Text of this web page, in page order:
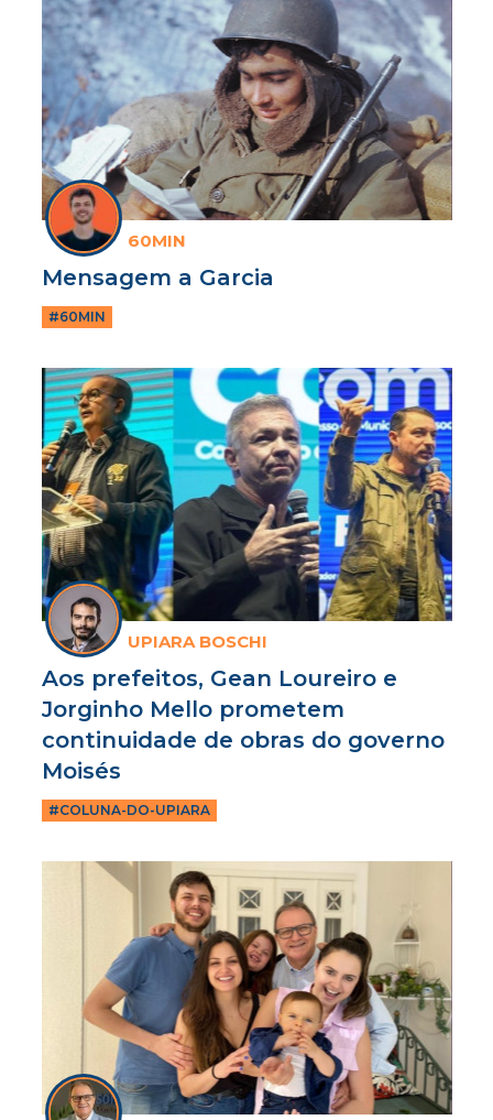
60MIN
Mensagem a Garcia
#60MIN
UPIARA BOSCHI
Aos prefeitos, Gean Loureiro e
Jorginho Mello prometem
continuidade de obras do governo
Moisés
#COLUNA-DO-UPIARA